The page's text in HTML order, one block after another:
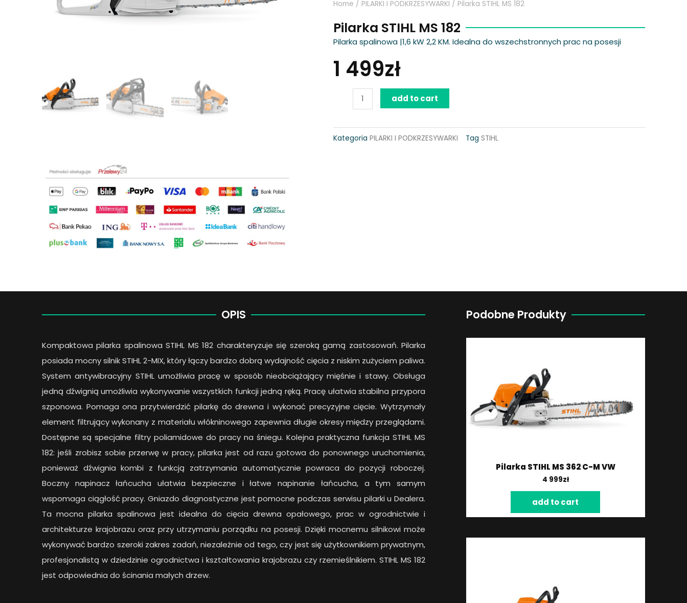
Home / PILARKI I PODKRZESYWARKI / Pilarka STIHL MS 182
Pilarka STIHL MS 182
Pilarka spalinowa |1,6 kW 2,2 KM. Idealna do wszechstronnych prac na posesji
1 499zł
MS
182
add to cart
Kategoria PILARKI I PODKRZESYWARKI Tag STIHL
OPIS
Kompaktowa pilarka spalinowa STIHL MS 182 charakteryzuje się szeroką gamą zastosowań. Pilarka
posiada mocny silnik STIHL 2-MIX, który łączy bardzo dobrą wydajność cięcia z niskim zużyciem paliwa.
System antywibracyjny STIHL umożliwia pracę w sposób nieobciążający mięśnie i stawy. Obsługa
jedną dźwignią umożliwia wykonywanie wszystkich funkcji jedną ręką. Pracę ułatwia stabilna przypora
szponowa. Pomaga ona przytwierdzić pilarkę do drewna i wykonać precyzyjne cięcie. Wytrzymały
element filtrujący wykonany z materiału włókninowego zapewnia długie okresy między przeglądami.
Dostępne są specjalne filtry poliamidowe do pracy na śniegu. Kolejna praktyczna funkcja STIHL MS
182: jeśli zrobisz sobie przerwę w pracy, pilarka jest od razu gotowa do ponownego uruchomienia,
ponieważ dźwignia kombi z funkcją zatrzymania automatycznie powraca do pozycji roboczej.
Boczny napinacz łańcucha ułatwia bezpieczne i łatwe napinanie łańcucha, a tym samym
wspomaga ciągłość pracy. Gniazdo diagnostyczne jest pomocne podczas serwisu pilarki u Dealera.
Ta mocna pilarka spalinowa jest idealna do cięcia drewna opałowego, prac w ogrodnictwie i
architekturze krajobrazu oraz przy utrzymaniu porządku na posesji. Dzięki mocnemu silnikowi może
wykonywać bardzo szeroki zakres zadań, niezależnie od tego, czy jest się użytkownikiem prywatnym,
profesjonalistą w dziedzinie ogrodnictwa i kształtowania krajobrazu czy rzemieślnikiem. STIHL MS 182
jest odpowiednia do ścinania małych drzew.
Podobne Produkty
Pilarka STIHL MS 362 C-M VW
4 999zł
add to cart